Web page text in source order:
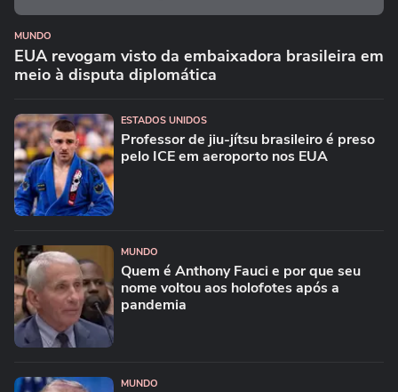
MUNDO
EUA revogam visto da embaixadora brasileira em
meio à disputa diplomática
ESTADOS UNIDOS
Professor de jiu-jítsu brasileiro é preso
pelo ICE em aeroporto nos EUA
MUNDO
Quem é Anthony Fauci e por que seu
nome voltou aos holofotes após a
pandemia
MUNDO